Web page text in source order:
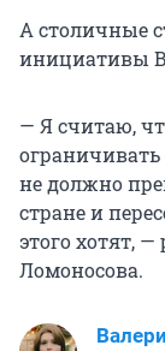
А столичные
инициативы
— Я считаю,
ограничивать
не должно
стране и
этого хотят,
Ломоносова.